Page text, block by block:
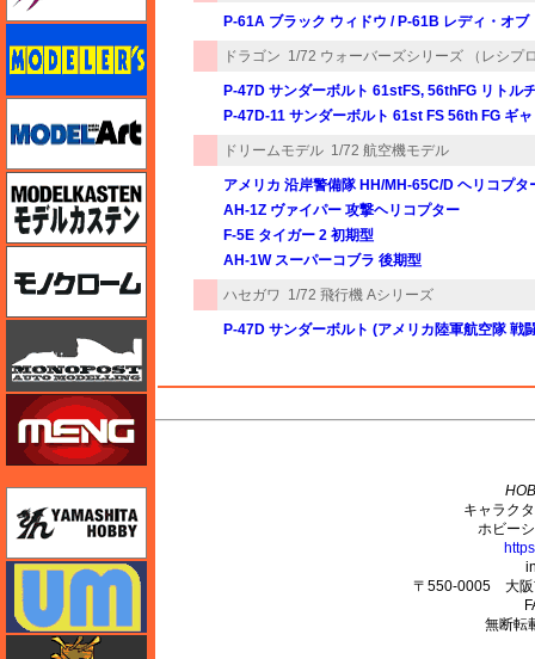
P-61A ブラック ウィドウ / P-61B レディ・オブ
ドラゴン 1/72 ウォーバーズシリーズ （レシプ
P-47D サンダーボルト 61stFS, 56thFG リトル
P-47D-11 サンダーボルト 61st FS 56th FG ギ
ドリームモデル 1/72 航空機モデル
アメリカ 沿岸警備隊 HH/MH-65C/D ヘリコプタ
AH-1Z ヴァイパー 攻撃ヘリコプター
F-5E タイガー 2 初期型
AH-1W スーパーコブラ 後期型
ハセガワ 1/72 飛行機 Aシリーズ
P-47D サンダーボルト (アメリカ陸軍航空隊 戦
モデルアート
モデルカステン
モノクローム
M's PLUS
キャラク
ホビー
〒550-0005 大阪
無断転